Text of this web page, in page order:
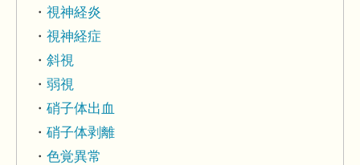
視神経炎
視神経症
斜視
弱視
硝子体出血
硝子体剥離
色覚異常